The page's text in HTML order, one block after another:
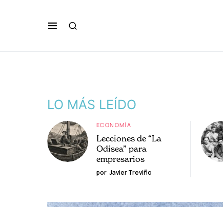
LO MÁS LEÍDO
ECONOMÍA
Lecciones de “La
Odisea” para
empresarios
por Javier Treviño